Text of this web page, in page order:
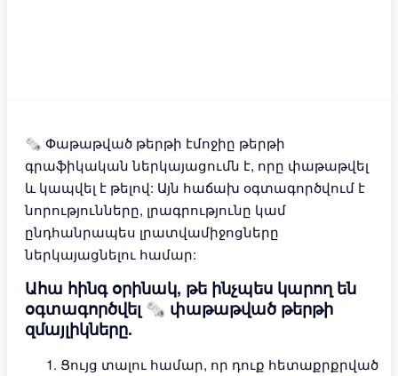
🗞 Փաթաթված թերթի էմոջիը թերթի
գրաֆիկական ներկայացումն է, որը փաթաթվել
և կապվել է թելով: Այն հաճախ օգտագործվում է
նորությունները, լրագրությունը կամ
ընդհանրապես լրատվամիջոցները
ներկայացնելու համար:
Ահա հինգ օրինակ, թե ինչպես կարող են
օգտագործվել 🗞 փաթաթված թերթի
զմայլիկները.
Ցույց տալու համար, որ դուք հետաքրքրված